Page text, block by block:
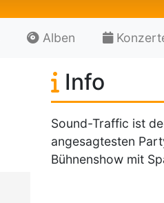
Alben
Info
Sound-Traffic ist
angesagtesten
Bühnenshow mit